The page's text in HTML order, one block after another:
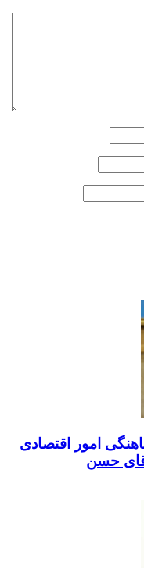
امور اقتصادی
حسن